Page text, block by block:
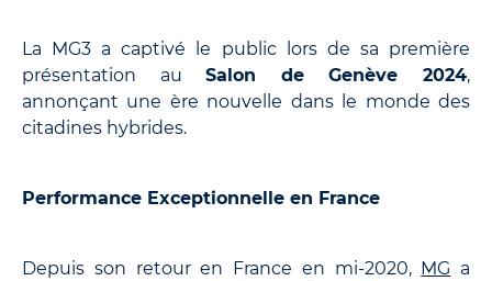
La MG3 a captivé le public lors de sa première
présentation auSalon de Genève 2024,
annonçant une ère nouvelle dans le monde des
citadines hybrides.
Performance Exceptionnelle en France
Depuis son retour en France en mi-2020, MG a